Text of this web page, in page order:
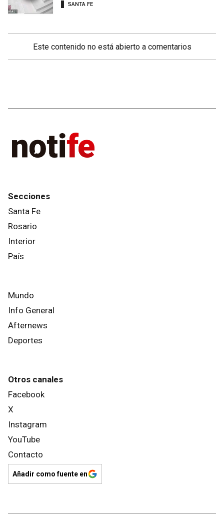
SANTA FE
Este contenido no está abierto a comentarios
Secciones
Santa Fe
Rosario
Interior
País
Mundo
Info General
Afternews
Deportes
Otros canales
Facebook
X
Instagram
YouTube
Contacto
Añadir como fuente en